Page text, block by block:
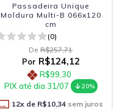
Passadeira Unique
Moldura Multi-B 066x120
cm
(0)
De R$257,71
Por R$124,12
R$99,30
PIX até dia 31/07
20%
12x de R$10,34 sem juros